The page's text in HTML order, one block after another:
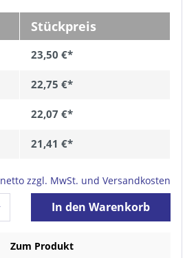
Stückpreis
23,50 €*
22,75 €*
22,07 €*
21,41 €*
netto zzgl. MwSt. und Versandkosten
In den Warenkorb
Zum Produkt